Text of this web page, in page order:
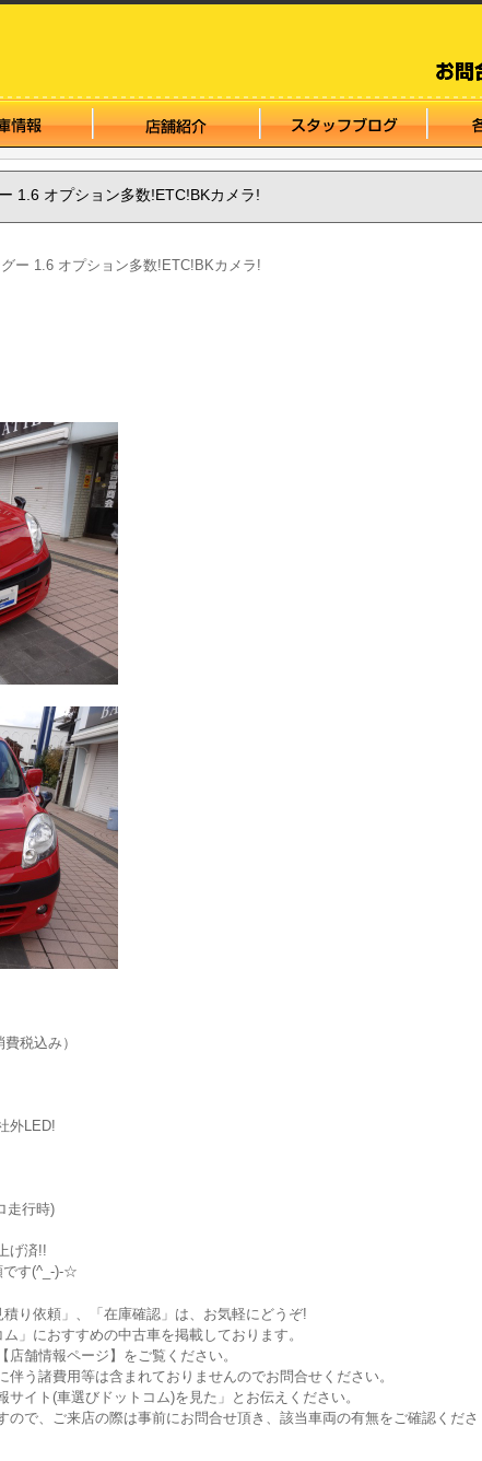
1.6 オプション多数!ETC!BKカメラ!
ー 1.6 オプション多数!ETC!BKカメラ!
費税込み）
外LED!
走行時)
げ済!!
です(^_-)-☆
り依頼」、「在庫確認」は、お気軽にどうぞ!
」におすすめの中古車を掲載しております。
舗情報ページ】をご覧ください。
う諸費用等は含まれておりませんのでお問合せください。
イト(車選びドットコム)を見た」とお伝えください。
ので、ご来店の際は事前にお問合せ頂き、該当車両の有無をご確認くださ